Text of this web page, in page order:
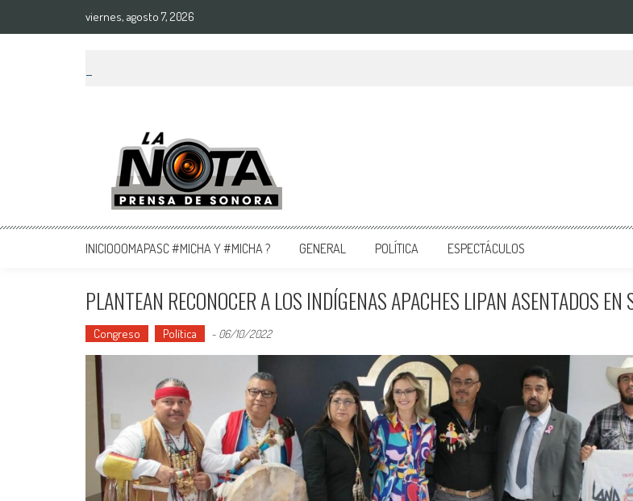
viernes, agosto 7, 2026
La Nota Prensa De Sonora
Noticias del día
INICIOOOMAPASC #MICHA Y #MICHA ? GENERAL POLÍTICA ESPECTÁCULOS
PLANTEAN RECONOCER A LOS INDÍGENAS APACHES LIPAN ASENTADOS EN
Congreso Política - 06/10/2022